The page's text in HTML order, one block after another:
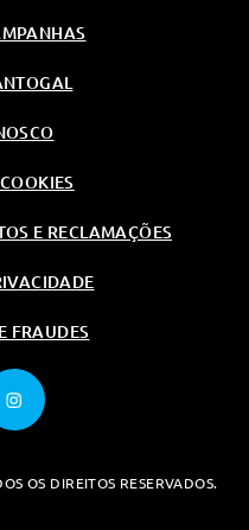
E RECLAMAÇÕES
FRAUDES
OS DIREITOS RESERVADOS.